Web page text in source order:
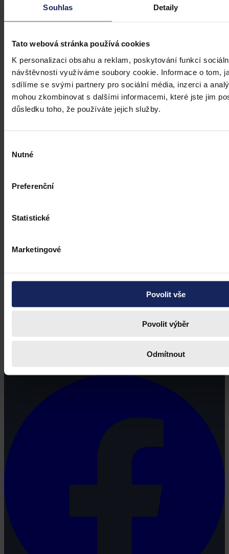
Souhlas Detaily
Tato webová stránka používá cookies
K personalizaci obsahu a reklam, poskytování funkcí
návštěvnosti využíváme soubory cookie. Informace o tom,
sdílíme se svými partnery pro sociální média, inzerci a
mohou zkombinovat s dalšími informacemi, které jste jim
důsledku toho, že používáte jejich služby.
souhlasu
Nutné
Preferenční
Statistické
Marketingové
Povolit vše
Povolit výběr
Odmítnout
vláda, označil Senát za nežádoucí
Praha 29. července (ČTK) - Změnu financování České televize
nežádoucí, nekoncepční a odporující platným pravidlům EU.
ČTK • 30. července 2026, 10:35
profesionálové a zástupci právnických profesí, ale všichni, kteří